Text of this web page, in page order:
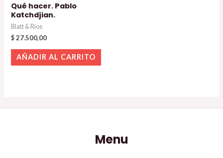
Qué hacer. Pablo
Katchdjian.
Blatt & Rios
$27.500,00
AÑADIR AL CARRITO
Menu